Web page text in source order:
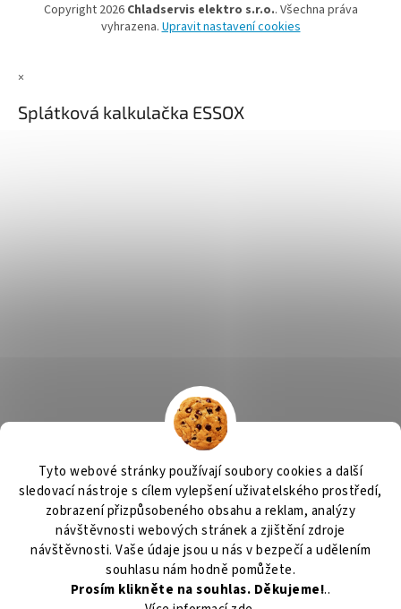
Tyto webové stránky používají soubory cookies a další
sledovací nástroje s cílem vylepšení uživatelského prostředí,
zobrazení přizpůsobeného obsahu a reklam, analýzy
návštěvnosti webových stránek a zjištění zdroje
návštěvnosti. Vaše údaje jsou u nás v bezpečí a udělením
souhlasu nám hodně pomůžete.
Prosím klikněte na souhlas. Děkujeme!..
Copyright 2026 Chladservis elektro s.r.o.. Všechna práva
vyhrazena.Upravit nastavení cookies
×
Splátková kalkulačka ESSOX